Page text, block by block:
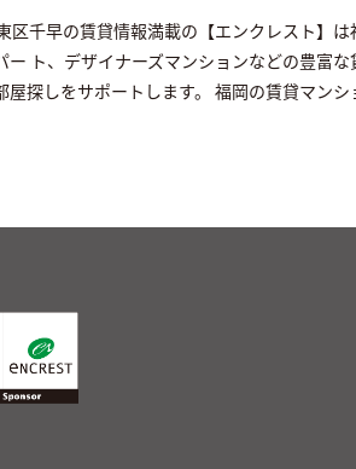
千早の賃貸情報満載の【エンクレスト】
ト、デザイナーズマンションなどの豊富
屋探しをサポートします。 福岡の賃貸マン